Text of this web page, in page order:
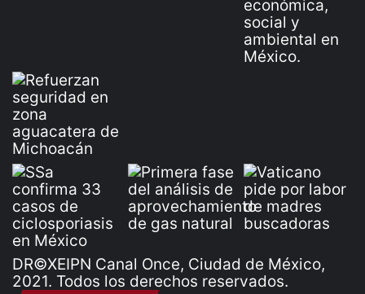
DR©XEIPN Canal Once, Ciudad de México,
2021. Todos los derechos reservados.